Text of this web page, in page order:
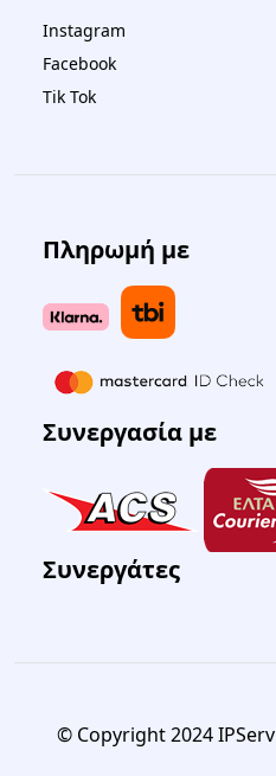
Instagram
Facebook
Tik Tok
Πληρωμή με
Συνεργασία με
Συνεργάτες
© Copyright 2024